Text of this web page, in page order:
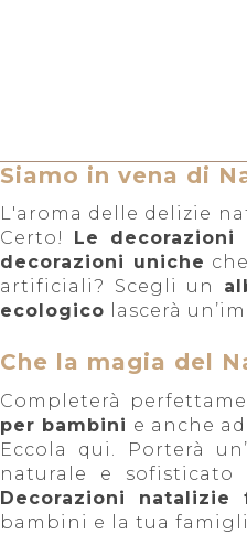
Siamo in vena di
L'aroma delle delizie
Certo!
Le decorazioni
decorazioni uniche
artificiali? Scegli un
ecologico lascerà
Che la magia del
Completerà
per bambini e anche
Eccola qui. Porterà
naturale e sofisticato
Decorazioni natalizie
bambini e la tua